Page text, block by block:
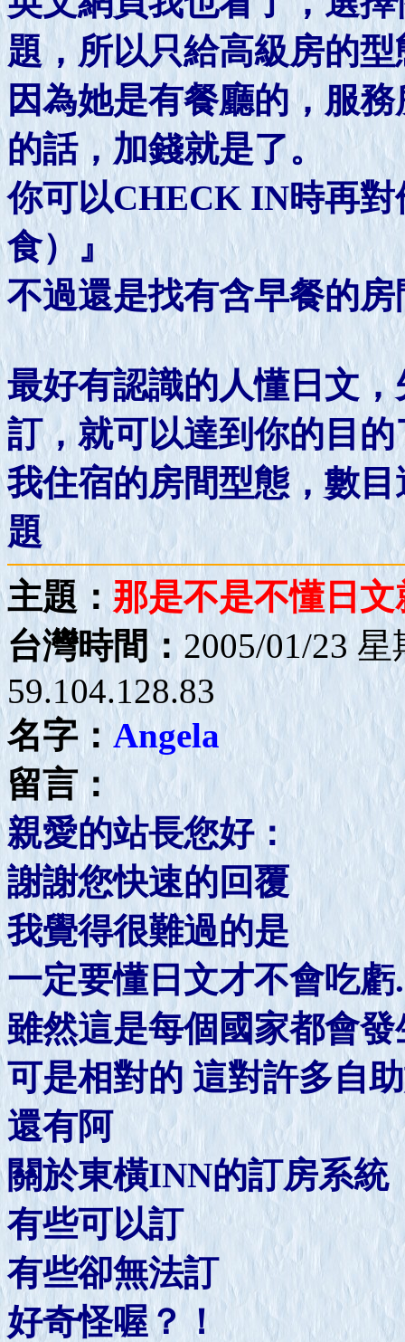
題，所以只給高級房的
因為她是有餐廳的，服
的話，加錢就是了。
你可以CHECK IN時再
食）』
不過還是找有含早餐的
最好有認識的人懂日文
訂，就可以達到你的目的
我住宿的房間型態，數
題
主題：那是不是不懂日
台灣時間： 2005/01/23
59.104.128.83
名字：Angela
留言：
親愛的站長您好：
謝謝您快速的回覆
我覺得很難過的是
一定要懂日文才不會吃虧
雖然這是每個國家都會
可是相對的 這對許多自
還有阿
關於東橫INN的訂房系統
有些可以訂
有些卻無法訂
好奇怪喔？！